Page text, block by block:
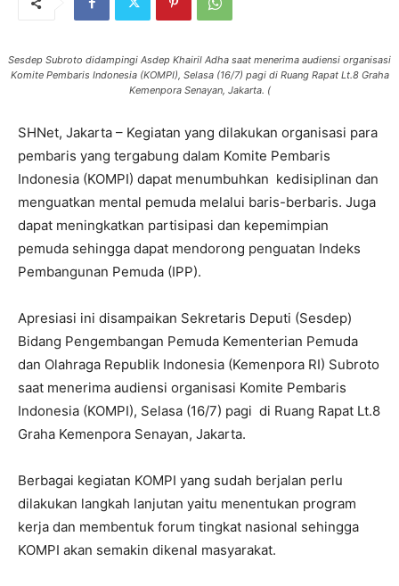
Sesdep Subroto didampingi Asdep Khairil Adha saat menerima audiensi organisasi
Komite Pembaris Indonesia (KOMPI), Selasa (16/7) pagi di Ruang Rapat Lt.8 Graha
Kemenpora Senayan, Jakarta. (
SHNet, Jakarta – Kegiatan yang dilakukan organisasi para
pembaris yang tergabung dalam Komite Pembaris
Indonesia (KOMPI) dapat menumbuhkan kedisiplinan dan
menguatkan mental pemuda melalui baris-berbaris. Juga
dapat meningkatkan partisipasi dan kepemimpian
pemuda sehingga dapat mendorong penguatan Indeks
Pembangunan Pemuda (IPP).
Apresiasi ini disampaikan Sekretaris Deputi (Sesdep)
Bidang Pengembangan Pemuda Kementerian Pemuda
dan Olahraga Republik Indonesia (Kemenpora RI) Subroto
saat menerima audiensi organisasi Komite Pembaris
Indonesia (KOMPI), Selasa (16/7) pagi di Ruang Rapat Lt.8
Graha Kemenpora Senayan, Jakarta.
Berbagai kegiatan KOMPI yang sudah berjalan perlu
dilakukan langkah lanjutan yaitu menentukan program
kerja dan membentuk forum tingkat nasional sehingga
KOMPI akan semakin dikenal masyarakat.